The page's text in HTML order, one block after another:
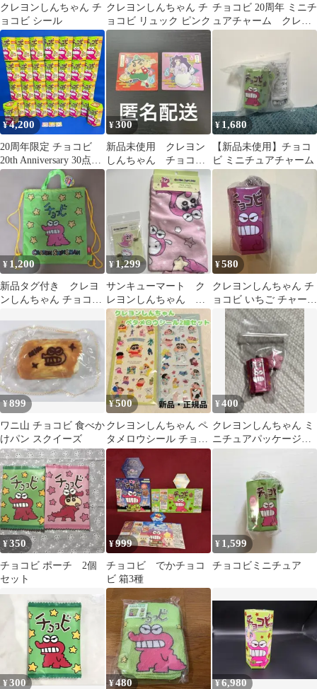
クレヨンしんちゃん チ
ョコビ シール
クレヨンしんちゃん チ
ョコビ リュック ピンク
チョコビ 20周年 ミニチ
ュアチャーム クレヨ
ンしんちゃん 新品
¥4,200
20周年限定 チョコビ
20th Anniversary 30点セ
ット おまけ付
¥300
新品未使用 クレヨン
しんちゃん チョコビ
シール 妖怪バケ〜シ
¥ 1,680
【新品未使用】チョコ
ビ ミニチュアチャーム
¥ 1,200
新品タグ付き クレヨ
ンしんちゃん チョコビ
¥ 1,299
サンキューマート ク
レヨンしんちゃん チ
ョコビシリーズ
¥580
クレヨンしんちゃん チ
ョコビ いちご チャーム
ガチャ
¥899
ワニ山 チョコビ 食べか
けパン スクイーズ
¥500
クレヨンしんちゃん ペ
タメロウシール チョコ
ビ パジャマ 2種セット
シール
¥400
クレヨンしんちゃん ミ
ニチュアパッケージコ
レクション チョコビ ピ
¥350
チョコビ ポーチ 2個
セット
¥999
チョコビ でかチョコ
ビ 箱3種
¥ 1,599
チョコビミニチュア
¥300 ¥480 ¥6,980